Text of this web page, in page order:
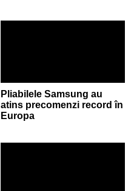
Pliabilele Samsung au
atins precomenzi record în
Europa